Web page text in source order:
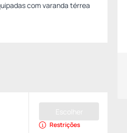
com varanda térrea
Escolher
Restrições